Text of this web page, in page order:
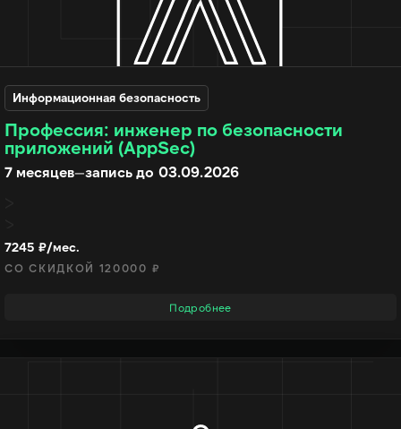
Информационная безопасность
Профессия: инженер по безопасности
приложений (AppSec)
7 месяцев—запись до 03.09.2026
7245 ₽/мес.
СО СКИДКОЙ 120000 ₽
Подробнее